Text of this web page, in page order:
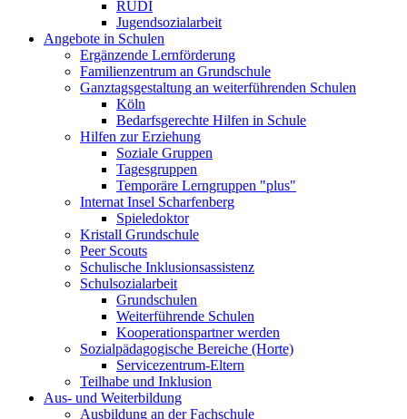
RUDI
Jugendsozialarbeit
Angebote in Schulen
Ergänzende Lernförderung
Familienzentrum an Grundschule
Ganztagsgestaltung an weiterführenden Schulen
Köln
Bedarfsgerechte Hilfen in Schule
Hilfen zur Erziehung
Soziale Gruppen
Tagesgruppen
Temporäre Lerngruppen "plus"
Internat Insel Scharfenberg
Spieledoktor
Kristall Grundschule
Peer Scouts
Schulische Inklusionsassistenz
Schulsozialarbeit
Grundschulen
Weiterführende Schulen
Kooperationspartner werden
Sozialpädagogische Bereiche (Horte)
Servicezentrum-Eltern
Teilhabe und Inklusion
Aus- und Weiterbildung
Ausbildung an der Fachschule